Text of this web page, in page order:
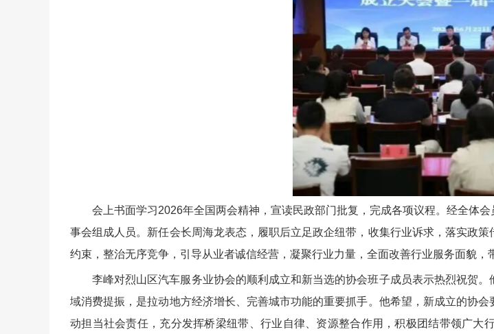
会上书面学习2026年全国两会精神，宣读民政部门批复，完成各项议程。经全体
事会组成人员。新任会长周海龙表态，履职后立足政企纽带，收集行业诉求，落实政
约束，整治无序竞争，引导从业者诚信经营，凝聚行业力量，全面改善行业服务面貌，
李峰对烈山区汽车服务业协会的顺利成立和新当选的协会班子成员表示热烈祝贺
域消费提振，是拉动地方经济增长、完善城市功能的重要抓手。他希望，新成立的协
动担当社会责任，充分发挥桥梁纽带、行业自律、资源整合作用，积极团结带领广